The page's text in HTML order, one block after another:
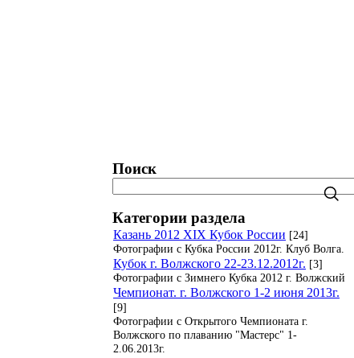
Поиск
Категории раздела
Казань 2012 XIX Кубок России [24]
Фотографии с Кубка России 2012г. Клуб Волга.
Кубок г. Волжского 22-23.12.2012г. [3]
Фотографии с Зимнего Кубка 2012 г. Волжский
Чемпионат. г. Волжского 1-2 июня 2013г.
[9]
Фотографии с Открытого Чемпионата г.
Волжского по плаванию "Мастерс" 1-
2.06.2013г.